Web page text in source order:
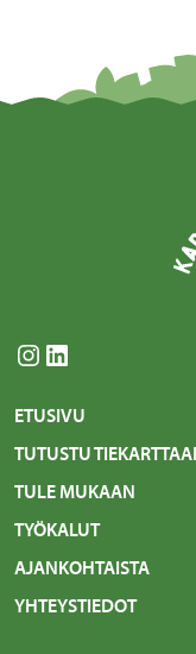
Instagram LinkedIn
ETUSIVU
TUTUSTU
TULE MUKAAN
TYÖKALUT
AJANKOHTAISTA
YHTEYSTIEDOT